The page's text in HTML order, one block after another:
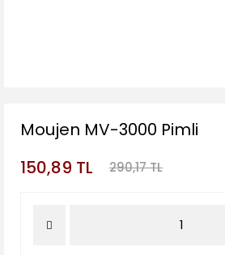
Moujen MV-3000 Pimli
150,89 TL
290,17 TL